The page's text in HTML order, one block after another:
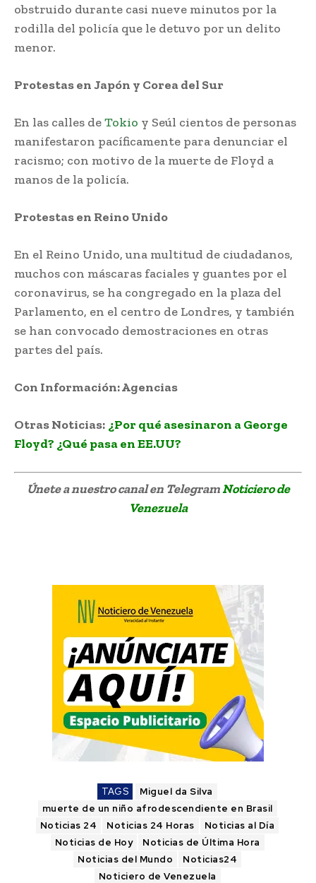
obstruido durante casi nueve minutos por la
rodilla del policía que le detuvo por un delito
menor.
Protestas en Japón y Corea del Sur
En las calles deTokio y Seúl cientos de personas
manifestaron pacíficamente para denunciar el
racismo; con motivo de la muerte de Floyd a
manos de la policía.
Protestas en Reino Unido
En el Reino Unido, una multitud de ciudadanos,
muchos con máscaras faciales y guantes por el
coronavirus, se ha congregado en la plaza del
Parlamento, en el centro de Londres, y también
se han convocado demostraciones en otras
partes del país.
Con Información: Agencias
Otras Noticias: ¿Por qué asesinaron a George
Floyd? ¿Qué pasa en EE.UU?
Únete a nuestro canal en TelegramNoticiero de
Venezuela
TAGS
Miguel da Silva
muerte de un niño afrodescendiente en Brasil
Noticias 24
Noticias 24 Horas
Noticias al Día
Noticias de Hoy
Noticias de Última Hora
Noticias del Mundo
Noticias24
Noticiero de Venezuela